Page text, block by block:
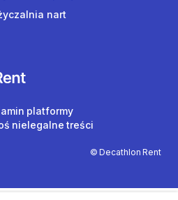
nart
© Decathlon Rent
platformy
nielegalne treści